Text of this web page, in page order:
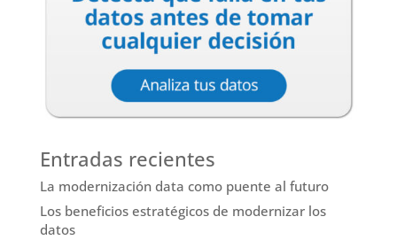
Entradas recientes
La modernización data como puente al futuro
Los beneficios estratégicos de modernizar los
datos